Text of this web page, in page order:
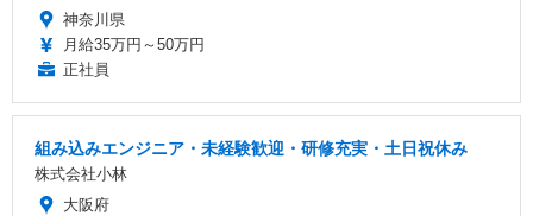
神奈川県
月給35万円～50万円
正社員
組み込みエンジニア・未経験歓迎・研修充実・土日祝休み
株式会社小林
大阪府